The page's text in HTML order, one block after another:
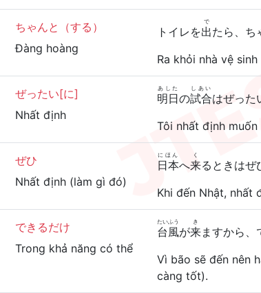
ちゃんと（する）
Đàng hoàng
トイレを出
で
たら、ち
Ra khỏi nhà vệ
ぜったい[に]
Nhất định
明日
あした
の試合
しあい
はぜった
Tôi nhất định
ぜひ
Nhất định (làm gì đó)
日本
にほん
へ来
く
るときはぜ
Khi đến Nhật, nhất
できるだけ
Trong khả năng có thể
台風
たいふう
が来
き
ますから、
Vì bão sẽ đến nên
càng tốt).